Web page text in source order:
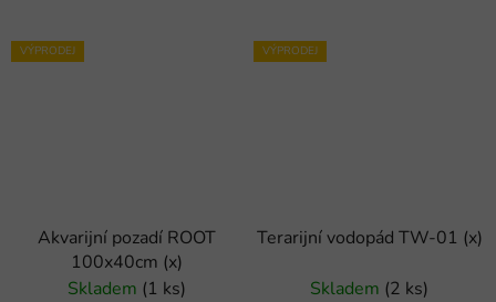
VÝPRODEJ
Akvarijní pozadí ROOT
100x40cm (x)
Skladem (1 ks)
VÝPRODEJ
Terarijní vodopád TW-01 (x)
Skladem (2 ks)